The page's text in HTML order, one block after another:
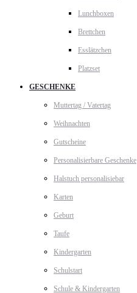
Lunchboxen
Brettchen
Esslätzchen
Platzset
GESCHENKE
Muttertag / Vatertag
Weihnachten
Gutscheine
Personalisierbare Geschenke
Halstuch personalisiebar
Karten
Geburt
Taufe
Kindergarten
Schulstart
Schule & Kindergarten